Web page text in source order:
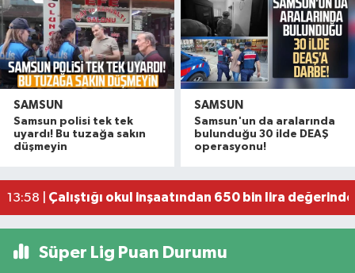
SAMSUN
Samsun polisi tek tek
uyardı! Bu tuzağa sakın
düşmeyin
SAMSUN
Samsun'un da aralarında
bulunduğu 30 ilde DEAŞ
operasyonu!
17:18 |Samsun'da meyve tezgahlarında dikkat çeken
16:14 |Polise saldırıp görevini yaptırmayan 2 şüpheli
14:11 | Samsun'da çocukların enerjisi sahalara taştı:
13:23 | Yeni Parti'den fındık fiyatına tepki! "Üreticiye
Süper Lig Puan Durumu